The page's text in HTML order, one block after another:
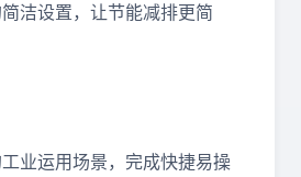
洁设置，让节能减排更简
业运用场景，完成快捷易操